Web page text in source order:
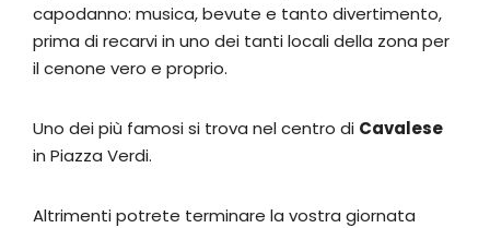
capodanno: musica, bevute e tanto divertimento,
prima di recarvi in uno dei tanti locali della zona per
il cenone vero e proprio.
Uno dei più famosi si trova nel centro di Cavalese
in Piazza Verdi.
Altrimenti potrete terminare la vostra giornata